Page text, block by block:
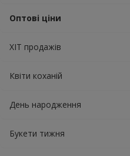
Оптові ціни
ХІТ продажів
Квіти коханій
День народження
Букети тижня